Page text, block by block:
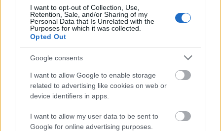
I want to opt-out of Collection, Use,
Retention, Sale, and/or Sharing of my
Personal Data that Is Unrelated with the
Purposes for which it was collected.
Opted Out
Google consents
I want to allow Google to enable storage
related to advertising like cookies on web or
device identifiers in apps.
I want to allow my user data to be sent to
Google for online advertising purposes.
Mohács a csata ötszázadik
évfordulójára
Elkészült a Liszt Ferenc repülőtér
közelében lévő logisztikai bázis út- és
közműhálózatának fejlesztése